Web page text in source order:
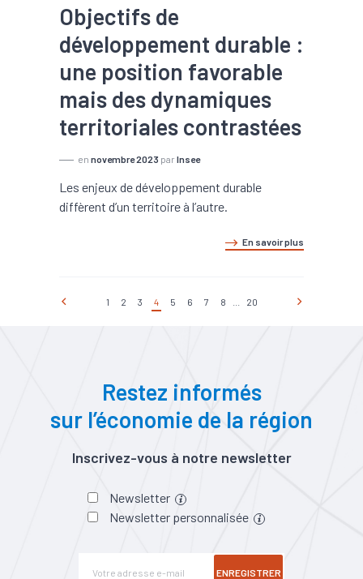
Objectifs de
développement durable :
une position favorable
mais des dynamiques
territoriales contrastées
en novembre 2023 par Insee
Les enjeux de développement durable
diffèrent d’un territoire à l’autre.
En savoir plus
1 2 3 4 5 6 7 8 20
Restez informés
sur l’économie de la région
Inscrivez-vous à notre newsletter
Newsletter
Newsletter personnalisée
ENREGISTRER